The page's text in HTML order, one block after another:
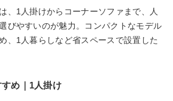
、1人掛けからコーナーソファまで、人
びやすいのが魅力。コンパクトなモデル
、1人暮らしなど省スペースで設置した
め｜1人掛け